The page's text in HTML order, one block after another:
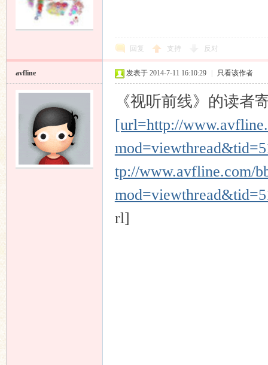
回复 支持 反对
avfline 发表于 2014-7-11 16:10:29 只看该作者
《视听前线》的读者
[url=http://
tp://www.avfline.com/
rl]